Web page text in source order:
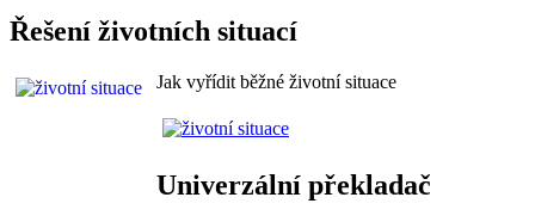
Řešení životních situací
Jak vyřídit běžné životní situace
Univerzální překladač